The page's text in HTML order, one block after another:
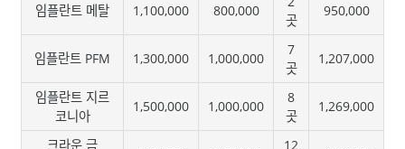
임플란트 메탈 1,100,000 800,000
곳
950,000
임플란트 PFM 1,300,000 1,000,000
7
곳
1,207,000
임플란트 지르
코니아
1,500,000 1,000,000
8
곳
1,269,000
크라운 금
12